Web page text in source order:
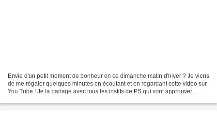
Envie d'un petit moment de bonheur en ce dimanche matin d'hiver ? Je viens
de me régaler quelques minutes en écoutant et en regardant cette vidéo sur
You Tube ! Je la partage avec tous les instits de PS qui vont approuver